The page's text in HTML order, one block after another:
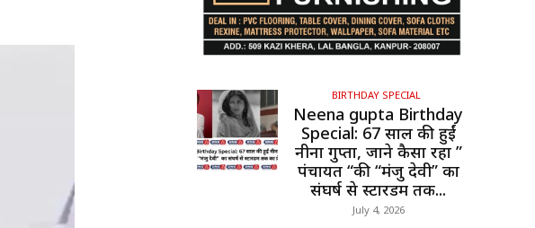
BIRTHDAY SPECIAL
Neena gupta Birthday
Special: 67 साल की हुईं
नीना गुप्ता, जाने कैसा रहा ”
पंचायत “की “मंजु देवी” का
संघर्ष से स्टारडम तक...
July 4, 2026